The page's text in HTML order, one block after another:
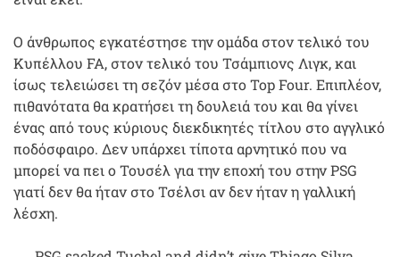
Ο άνθρωπος εγκατέστησε την ομάδα στον τελικό του
Κυπέλλου FA, στον τελικό του Τσάμπιονς Λιγκ, και
ίσως τελειώσει τη σεζόν μέσα στο Top Four. Επιπλέον,
πιθανότατα θα κρατήσει τη δουλειά του και θα γίνει
ένας από τους κύριους διεκδικητές τίτλου στο αγγλικό
ποδόσφαιρο. Δεν υπάρχει τίποτα αρνητικό που να
μπορεί να πει ο Τουσέλ για την εποχή του στην PSG
γιατί δεν θα ήταν στο Τσέλσι αν δεν ήταν η γαλλική
λέσχη.